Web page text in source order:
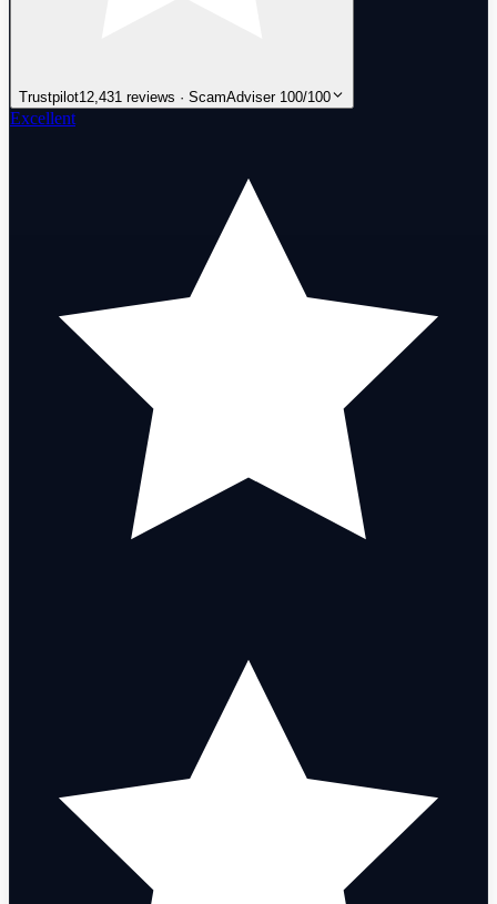
Trustpilot12,431 reviews · ScamAdviser 100/100
Excellent